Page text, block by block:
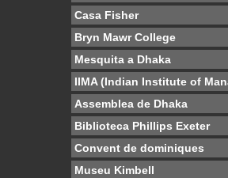
Casa Fisher
Bryn Mawr College
Mesquita a Dhaka
IIMA (Indian Institute of
Assemblea de Dhaka
Biblioteca Phillips Exeter
Convent de dominiques
Museu Kimbell